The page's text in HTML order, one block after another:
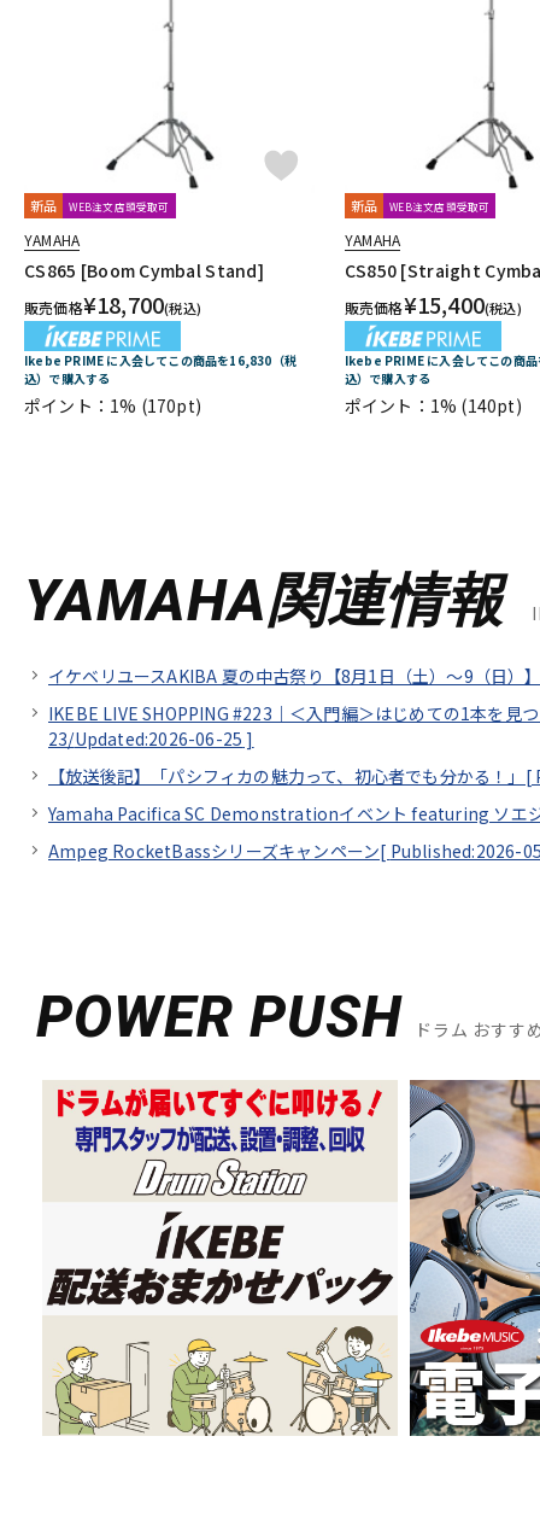
新品 WEB注文店頭受取可
YAMAHA
CS865 [Boom Cymbal Stand]
販売価格¥18,700(税込)
Ikebe PRIME に入会してこの商品を16,830（税
込）で購入する
ポイント：1% (170pt)
新品 WEB注文店頭受取可
YAMAHA
CS850 [Straight
販売価格¥15,400(税込)
Ikebe PRIME に入会してこの商
込）で購入する
ポイント：1% (140pt)
YAMAHA関連情報
イケベリユースAKIBA 夏の中古祭り【8月1日（土）～9（日）
IKEBE LIVE SHOPPING #223｜＜入門編＞はじめての1本を
23/Updated:2026-06-25 ]
【放送後記】「パシフィカの魅力って、初心者でも分かる！」[
Yamaha Pacifica SC Demonstrationイベント featuring ソエ
Ampeg RocketBassシリーズキャンペーン[ Published:2026-
POWER PUSH ドラム おすす